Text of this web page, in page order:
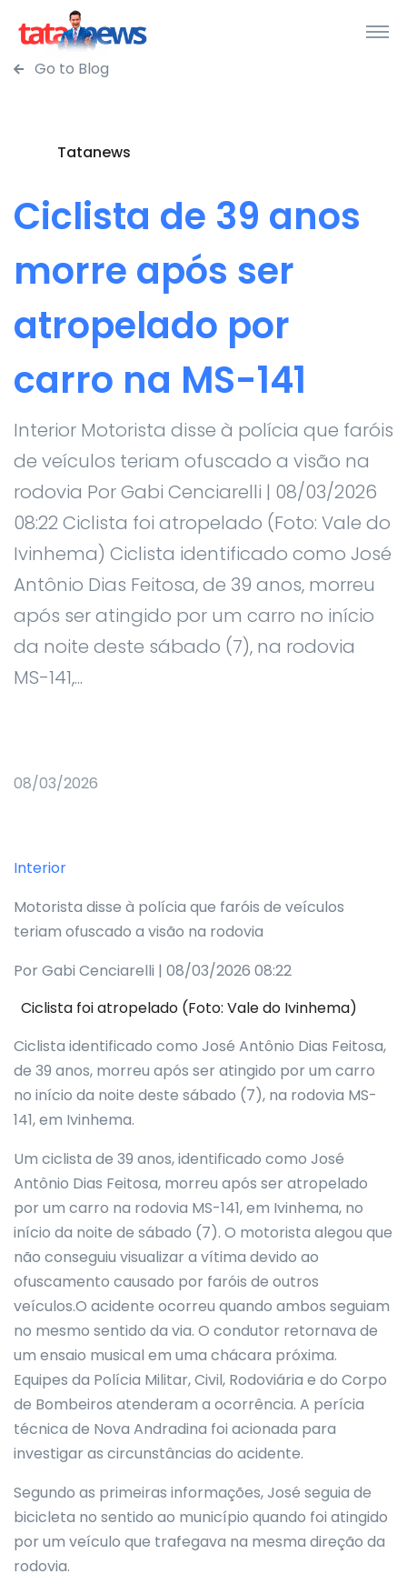
Go to Blog
Tatanews
Ciclista de 39 anos
morre após ser
atropelado por
carro na MS-141
Interior Motorista disse à polícia que faróis
de veículos teriam ofuscado a visão na
rodovia Por Gabi Cenciarelli | 08/03/2026
08:22 Ciclista foi atropelado (Foto: Vale do
Ivinhema) Ciclista identificado como José
Antônio Dias Feitosa, de 39 anos, morreu
após ser atingido por um carro no início
da noite deste sábado (7), na rodovia
MS-141,...
08/03/2026
Interior
Motorista disse à polícia que faróis de veículos
teriam ofuscado a visão na rodovia
Por Gabi Cenciarelli | 08/03/2026 08:22
Ciclista foi atropelado (Foto: Vale do Ivinhema)
Ciclista identificado como José Antônio Dias Feitosa,
de 39 anos, morreu após ser atingido por um carro
no início da noite deste sábado (7), na rodovia MS-
141, em Ivinhema.
Um ciclista de 39 anos, identificado como José
Antônio Dias Feitosa, morreu após ser atropelado
por um carro na rodovia MS-141, em Ivinhema, no
início da noite de sábado (7). O motorista alegou que
não conseguiu visualizar a vítima devido ao
ofuscamento causado por faróis de outros
veículos.O acidente ocorreu quando ambos seguiam
no mesmo sentido da via. O condutor retornava de
um ensaio musical em uma chácara próxima.
Equipes da Polícia Militar, Civil, Rodoviária e do Corpo
de Bombeiros atenderam a ocorrência. A perícia
técnica de Nova Andradina foi acionada para
investigar as circunstâncias do acidente.
Segundo as primeiras informações, José seguia de
bicicleta no sentido ao município quando foi atingido
por um veículo que trafegava na mesma direção da
rodovia.